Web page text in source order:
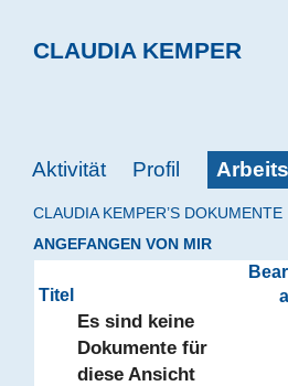
CLAUDIA KEMPER
Aktivität Profil
CLAUDIA KEMPER’S DOKUMENTE
ANGEFANGEN VON MIR
Has
attachment
Titel
Es sind keine
Dokumente für
diese Ansicht